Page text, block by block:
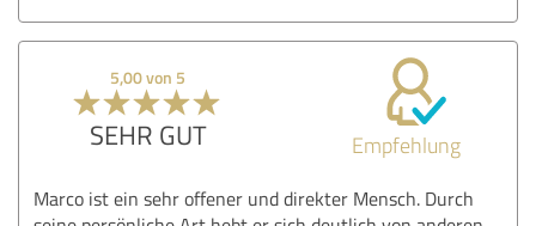
5,00 von 5
SEHR GUT Empfehlung
Marco ist ein sehr offener und direkter Mensch. Durch